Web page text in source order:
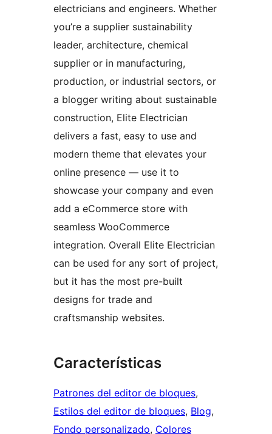
electricians and engineers. Whether
you’re a supplier sustainability
leader, architecture, chemical
supplier or in manufacturing,
production, or industrial sectors, or
a blogger writing about sustainable
construction, Elite Electrician
delivers a fast, easy to use and
modern theme that elevates your
online presence — use it to
showcase your company and even
add a eCommerce store with
seamless WooCommerce
integration. Overall Elite Electrician
can be used for any sort of project,
but it has the most pre-built
designs for trade and
craftsmanship websites.
Características
Patrones del editor de bloques
Estilos del editor de bloques, Blog
Fondo personalizado, Colores